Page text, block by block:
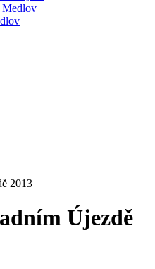
Medlov
2013
Újezdě